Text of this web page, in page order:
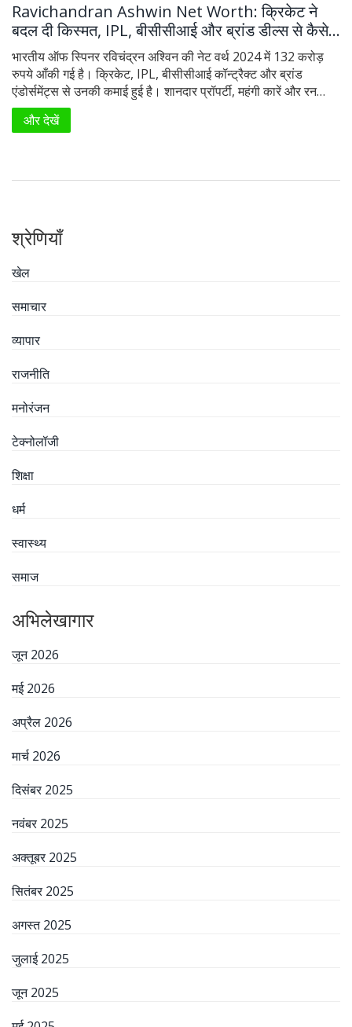
Ravichandran Ashwin Net Worth: क्रिकेट ने
बदल दी किस्मत, IPL, बीसीसीआई और ब्रांड डील्स से कैसे
कमाए 100 करोड़ से ज्यादा
भारतीय ऑफ स्पिनर रविचंद्रन अश्विन की नेट वर्थ 2024 में 132 करोड़
रुपये आँकी गई है। क्रिकेट, IPL, बीसीसीआई कॉन्ट्रैक्ट और ब्रांड
एंडोर्समेंट्स से उनकी कमाई हुई है। शानदार प्रॉपर्टी, महंगी कारें और रन
बनाने व विकेट लेने की स्टोरी ने उन्हें देश का सबसे बड़ा क्रिकेटर बना दिया
है।और देखें
श्रेणियाँ
खेल
समाचार
व्यापार
राजनीति
मनोरंजन
टेक्नोलॉजी
शिक्षा
धर्म
स्वास्थ्य
समाज
अभिलेखागार
जून 2026
मई 2026
अप्रैल 2026
मार्च 2026
दिसंबर 2025
नवंबर 2025
अक्तूबर 2025
सितंबर 2025
अगस्त 2025
जुलाई 2025
जून 2025